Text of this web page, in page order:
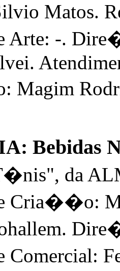
Matos.
-.
Bebidas
da